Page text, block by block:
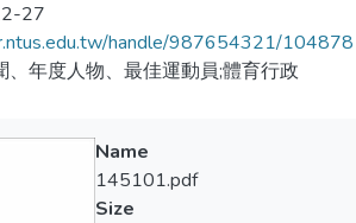
27
handle/987654321/104878
、年度人物、最佳運動員;體育行政
Name
145101.pdf
Size